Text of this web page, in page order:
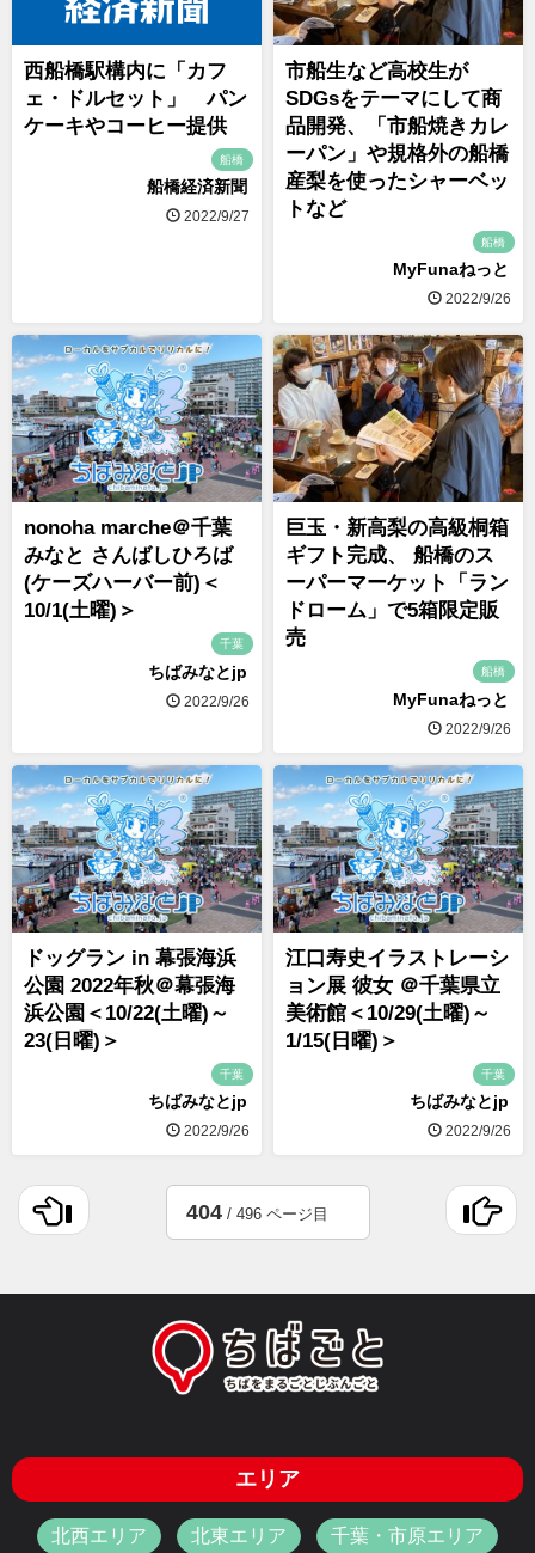
西船橋駅構内に「カフ
ェ・ドルセット」 パン
ケーキやコーヒー提供
船橋
船橋経済新聞
2022/9/27
市船生など高校生が
SDGsをテーマにして商
品開発、「市船焼きカレ
ーパン」や規格外の船橋
産梨を使ったシャーベッ
トなど
船橋
MyFunaねっと
2022/9/26
nonoha marche＠千葉
みなと さんばしひろば
(ケーズハーバー前)＜
10/1(土曜)＞
千葉
ちばみなとjp
2022/9/26
巨玉・新高梨の高級桐箱
ギフト完成、 船橋のス
ーパーマーケット「ラン
ドローム」で5箱限定販
売
船橋
MyFunaねっと
2022/9/26
ドッグラン in 幕張海浜
公園 2022年秋＠幕張海
浜公園＜10/22(土曜)～
23(日曜)＞
千葉
ちばみなとjp
2022/9/26
江口寿史イラストレーシ
ョン展 彼女 ＠千葉県立
美術館＜10/29(土曜)～
1/15(日曜)＞
千葉
ちばみなとjp
2022/9/26
404/ 496 ページ目
エリア
北西エリア 北東エリア 千葉・市原エリア